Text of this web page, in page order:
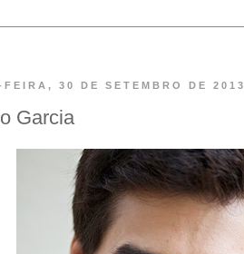
FEIRA, 30 DE SETEMBRO DE 2013
Garcia